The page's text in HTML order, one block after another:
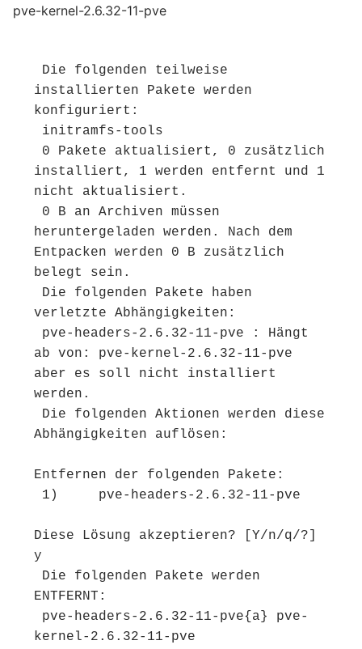
pve-kernel-2.6.32-11-pve
installierten Pakete werden
konfiguriert:
installiert, 1 werden entfernt und 1
nicht aktualisiert.
heruntergeladen werden. Nach dem
Entpacken werden 0 B zusätzlich
belegt sein.
verletzte Abhängigkeiten:
ab von: pve-kernel-2.6.32-11-pve
aber es soll nicht installiert
werden.
Abhängigkeiten auflösen:
Entfernen der folgenden Pakete:
Diese Lösung akzeptieren? [Y/n/q/?]
y
ENTFERNT:
kernel-2.6.32-11-pve